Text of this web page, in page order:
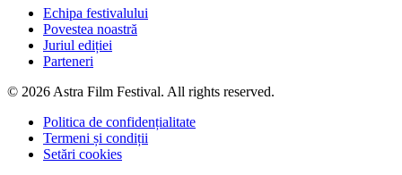
Echipa festivalului
Povestea noastră
Juriul ediției
Parteneri
© 2026 Astra Film Festival. All rights reserved.
Politica de confidențialitate
Termeni și condiții
Setări cookies